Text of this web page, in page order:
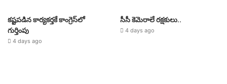
కష్టపడిన కార్యకర్తకే కాంగ్రెస్‌లో
గుర్తింపు
4 days ago
సీసీ కెమెరాలే రక్షకులు..
4 days ago